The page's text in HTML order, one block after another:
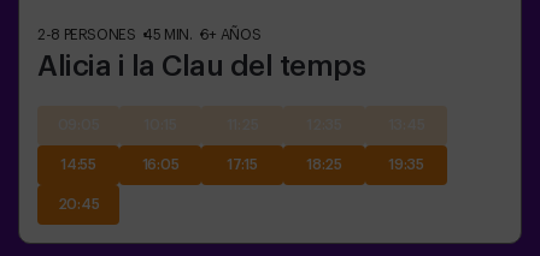
2-8 PERSONES 45 MIN. 6+ AÑOS
Alicia i la Clau del temps
14:55 16:05 17:15 18:25 19:35
20:45